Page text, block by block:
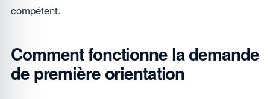
compétent.
Comment fonctionne la demande
de première orientation